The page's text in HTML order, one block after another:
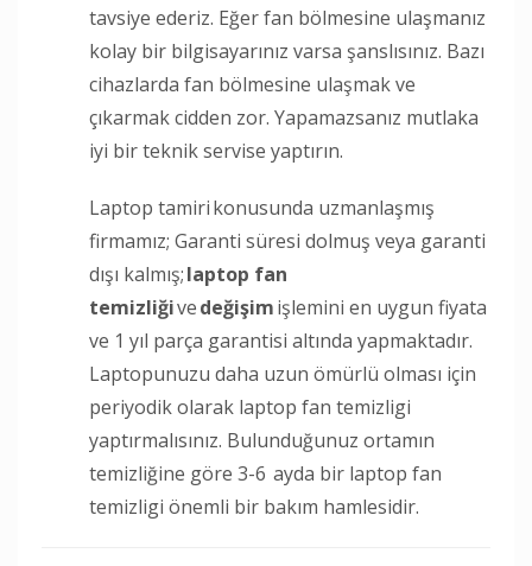
tavsiye ederiz. Eğer fan bölmesine ulaşmanız
kolay bir bilgisayarınız varsa şanslısınız. Bazı
cihazlarda fan bölmesine ulaşmak ve
çıkarmak cidden zor. Yapamazsanız mutlaka
iyi bir teknik servise yaptırın.
Laptop tamiri konusunda uzmanlaşmış
firmamız; Garanti süresi dolmuş veya garanti
dışı kalmış;laptop fan
temizliğivedeğişimişlemini en uygun fiyata
ve 1 yıl parça garantisi altında yapmaktadır.
Laptopunuzu daha uzun ömürlü olması için
periyodik olarak laptop fan temizligi
yaptırmalısınız. Bulunduğunuz ortamın
temizliğine göre 3-6 ayda bir laptop fan
temizligi önemli bir bakım hamlesidir.